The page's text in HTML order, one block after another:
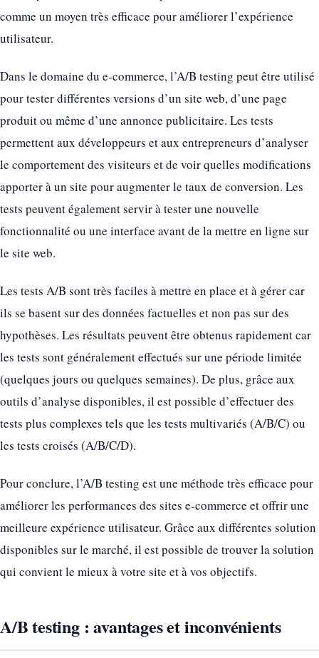
comme un moyen très efficace pour améliorer l’expérience
utilisateur.
Dans le domaine du e-commerce, l’A/B testing peut être utilisé
pour tester différentes versions d’un site web, d’une page
produit ou même d’une annonce publicitaire. Les tests
permettent aux développeurs et aux entrepreneurs d’analyser
le comportement des visiteurs et de voir quelles modifications
apporter à un site pour augmenter le taux de conversion. Les
tests peuvent également servir à tester une nouvelle
fonctionnalité ou une interface avant de la mettre en ligne sur
le site web.
Les tests A/B sont très faciles à mettre en place et à gérer car
ils se basent sur des données factuelles et non pas sur des
hypothèses. Les résultats peuvent être obtenus rapidement car
les tests sont généralement effectués sur une période limitée
(quelques jours ou quelques semaines). De plus, grâce aux
outils d’analyse disponibles, il est possible d’effectuer des
tests plus complexes tels que les tests multivariés (A/B/C) ou
les tests croisés (A/B/C/D).
Pour conclure, l’A/B testing est une méthode très efficace pour
améliorer les performances des sites e-commerce et offrir une
meilleure expérience utilisateur. Grâce aux différentes solution
disponibles sur le marché, il est possible de trouver la solution
qui convient le mieux à votre site et à vos objectifs.
A/B testing : avantages et inconvénients